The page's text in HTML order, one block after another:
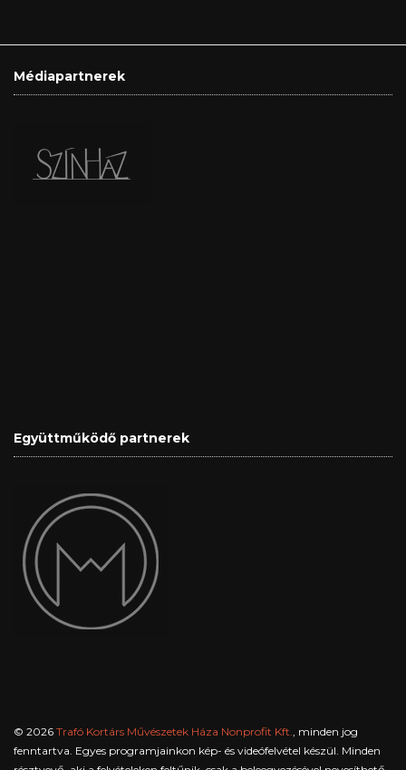
Médiapartnerek
Együttműködő partnerek
© 2026 Trafó Kortárs Művészetek Háza Nonprofit Kft., minden jog
fenntartva. Egyes programjainkon kép- és videófelvétel készül. Minden